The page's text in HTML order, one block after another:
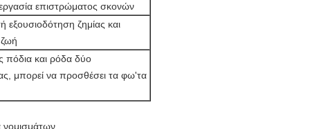
επιστρώματος σκονών
εξουσιοδότηση ζημίας και
πόδια και ρόδα δύο
μπορεί να προσθέσει τα φω'τα
νομισμάτων